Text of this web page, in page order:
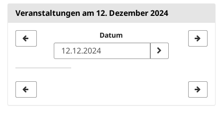
Veranstaltungen am 12. Dezember 2024
zur
Anzeige
Datum